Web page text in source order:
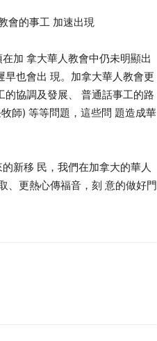
會的事工 加速出現
加 拿大華人教會中仍未明顯出
也會出 現。加拿大華人教會更
協調及發展、 普通話事工的路
師) 等等問題，這些問 題造成華
新移 民，我們在加拿大的華人
、更熱心傳福音，刻 意的做好門